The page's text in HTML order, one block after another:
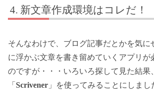
新文章作成環境はコレだ！
そんなわけで、ブログ記事だとかを気に
に浮かぶ文章を書き留めていくアプリが
のですが・・・いろいろ探して見た結果
「 Scrivener 」を使ってみることにしまし